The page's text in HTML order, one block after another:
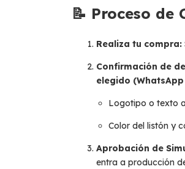
📝 Proceso de
Realiza tu compra:
Confirmación de
elegido
Logotipo o texto
Color del listón y
Aprobación de
entra a producción